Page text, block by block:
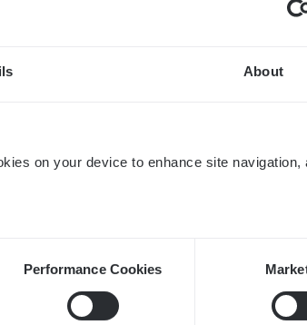
About
on your device to enhance site navigation,
Performance Cookies